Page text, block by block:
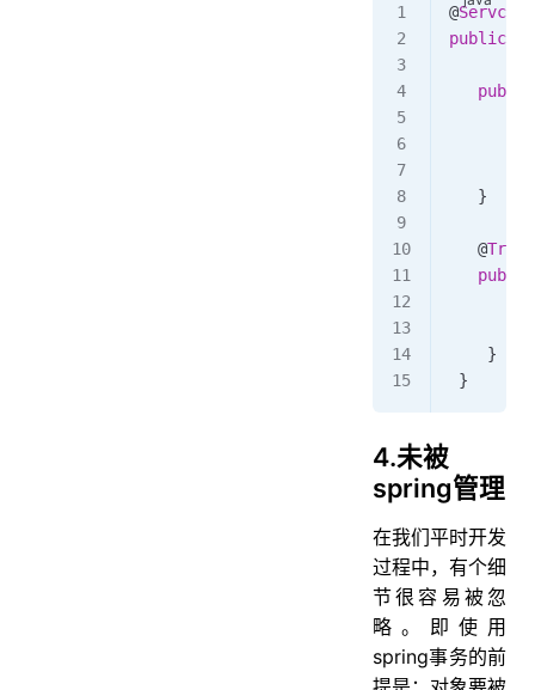
@Servcie
public
   public
   }
   @
   public
    }
}
4.未被
spring管理
在我们平时开发
过程中，有个细
节很容易被忽
略。即使用
spring事务的前